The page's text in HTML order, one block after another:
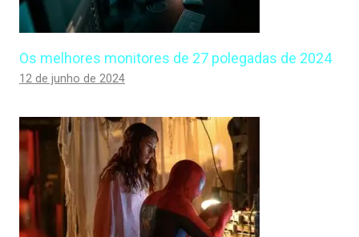
Os melhores monitores de 27 polegadas de 2024
12 de junho de 2024